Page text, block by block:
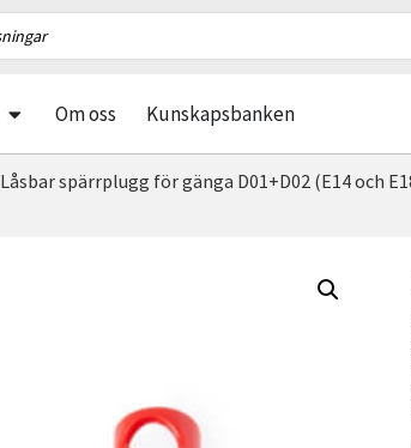
Om oss Kunskapsbanken
Låsbar spärrplugg för gänga D01+D02 (E14 och